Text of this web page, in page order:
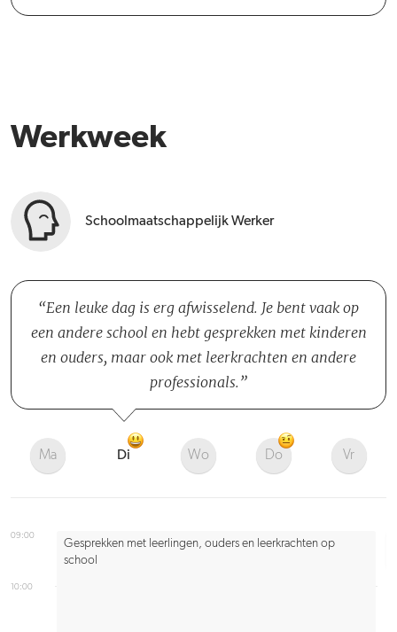
Werkweek
Schoolmaatschappelijk Werker
Een leuke dag is erg afwisselend. Je bent vaak op
een andere school en hebt gesprekken met kinderen
en ouders, maar ook met leerkrachten en andere
professionals.
Ma Di Wo Do Vr
09:00
10:00
Gesprekken met leerlingen, ouders en leerkrachten op
school